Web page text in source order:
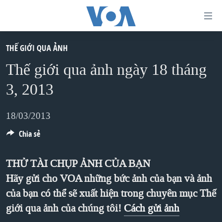
dẫn
truy
cập
Tới
dung
chính
điều
hướng
chính
Đi
TRANG CHỦ
VIỆT NAM
HOA KỲ
DIỄN ĐÀN
MỤC
TỰ DO BÁO CHÍ
VẠCH TRẦN TIN GIẢ
CHUYÊN ĐỀ
CHIẾN TRANH THƯƠNG MẠI CỦA MỸ: QUÁ KHỨ VÀ HIỆN
HỌC TIẾNG ANH
THẾ GIỚI QUA ẢNH
Thế giới qua ảnh ngày 18 tháng
3, 2013
18/03/2013
THỬ TÀI CHỤP ẢNH CỦA BẠN
Hãy gửi cho VOA những bức ảnh của bạn và ảnh
của bạn có thể sẽ xuất hiện trong chuyên mục Thế
giới qua ảnh của chúng tôi! Cách gửi ảnh
Chia sẻ